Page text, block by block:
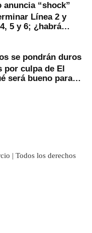
anuncia “shock”
Línea 2 y
5 y 6; ¿habrá
se pondrán duros
por culpa de El
será bueno para
| Todos los derechos